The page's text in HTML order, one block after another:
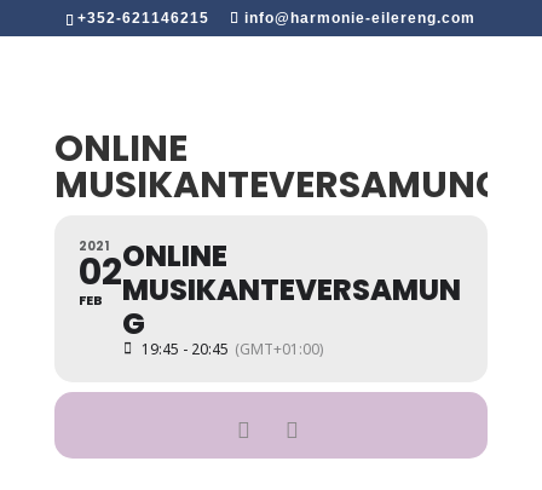
+352-621146215 info@harmonie-eilereng.com
ONLINE
MUSIKANTEVERSAMUNG
2021
02
FEB
ONLINE
MUSIKANTEVERSAMUN
G
19:45 - 20:45 (GMT+01:00)